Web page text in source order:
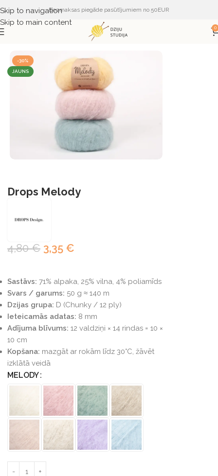
Skip to navigation
Skip to main content
Bezmaksas piegāde pasūtījumiem no 50EUR
0
DZIJA PĒC RAŽOTĀJA
-30%
JAUNS
Drops Melody
4,80€ 3,35 €
Sastāvs: 71% alpaka, 25% vilna, 4% poliamīds
Svars / garums: 50 g ≈ 140 m
Dzijas grupa: D (Chunky / 12 ply)
Ieteicamās adatas: 8 mm
Adījuma blīvums: 12 valdziņi × 14 rindas = 10 ×
10 cm
Kopšana: mazgāt ar rokām līdz 30°C, žāvēt
izklātā veidā
MELODY